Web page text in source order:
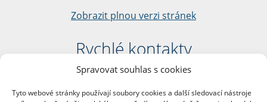
Spravovat souhlas s cookies
Tyto webové stránky používají soubory cookies a další sledovací nástroje
Zobrazit plnou verzi stránek
Rychlé kontakty
Filozofická fakulta
nám. Jana Palacha 1/2